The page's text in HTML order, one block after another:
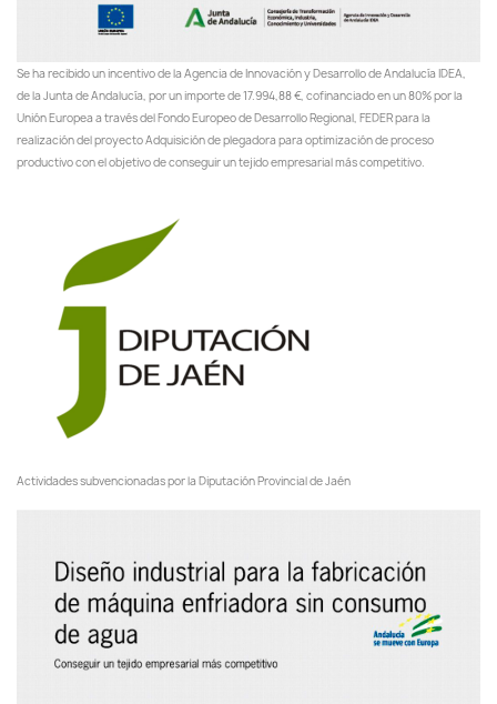
Se ha recibido un incentivo de la Agencia de Innovación y Desarrollo de Andalucía IDEA,
de la Junta de Andalucía, por un importe de 17.994,88 €, cofinanciado en un 80% por la
Unión Europea a través del Fondo Europeo de Desarrollo Regional, FEDER para la
realización del proyecto Adquisición de plegadora para optimización de proceso
productivo con el objetivo de conseguir un tejido empresarial más competitivo.
Actividades subvencionadas por la Diputación Provincial de Jaén